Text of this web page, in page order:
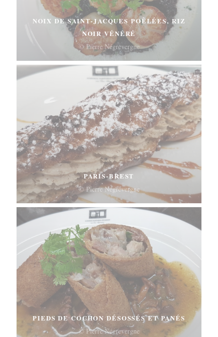
NOIX DE SAINT-JACQUES POÊLÉES, RIZ
NOIR VÉNÉRÉ
© Pierre Négrevergne
PARIS-BREST
© Pierre Négrevergne
PIEDS DE COCHON DÉSOSSÉS ET PANÉS
© Pierre Négrevergne